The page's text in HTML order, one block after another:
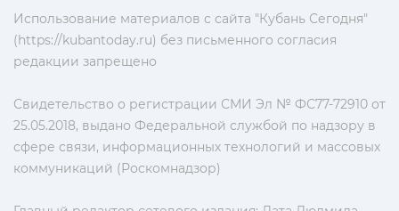
Использование материалов с сайта "Кубань Сегодня"
(https://kubantoday.ru) без письменного согласия
редакции запрещено
Свидетельство о регистрации СМИ Эл № ФС77-72910 от
25.05.2018, выдано Федеральной службой по надзору в
сфере связи, информационных технологий и массовых
коммуникаций (Роскомнадзор)